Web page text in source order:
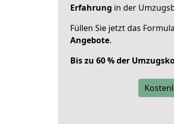
Erfahrung in der
Füllen Sie jetzt das
Angebote.
Bis zu 60 % der